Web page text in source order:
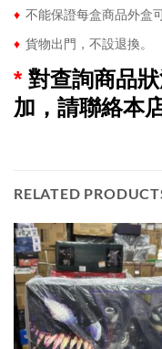
♦ 不能保證每盒商品外盒
♦ 貨物出門，不設退換。
* 對查詢商品
加，請聯絡本
RELATED